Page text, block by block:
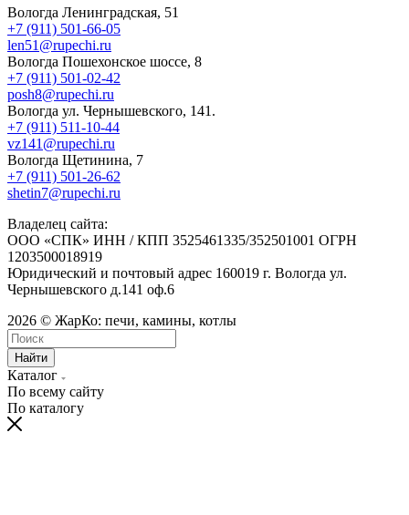
Вологда Ленинградская, 51
+7 (911) 501-66-05
len51@rupechi.ru
Вологда Пошехонское шоссе, 8
+7 (911) 501-02-42
posh8@rupechi.ru
Вологда ул. Чернышевского, 141.
+7 (911) 511-10-44
vz141@rupechi.ru
Вологда Щетинина, 7
+7 (911) 501-26-62
shetin7@rupechi.ru
Владелец сайта:
ООО «СПК» ИНН / КПП 3525461335/352501001 ОГРН
1203500018919
Юридический и почтовый адрес 160019 г. Вологда ул.
Чернышевского д.141 оф.6
2026 © ЖарКо: печи, камины, котлы
Найти
Каталог
По всему сайту
По каталогу